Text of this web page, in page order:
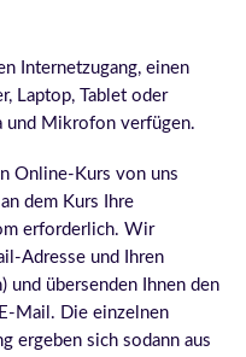
Internetzugang, einen
Laptop, Tablet oder
und Mikrofon verfügen.
Online-Kurs von uns
dem Kurs Ihre
erforderlich. Wir
Adresse und Ihren
und übersenden Ihnen den
Mail. Die einzelnen
ergeben sich sodann aus